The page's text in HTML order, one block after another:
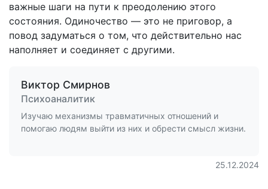
важные шаги на пути к преодолению этого
состояния. Одиночество — это не приговор, а
повод задуматься о том, что действительно нас
наполняет и соединяет с другими.
Виктор Смирнов
Психоаналитик
Изучаю механизмы травматичных отношений и
помогаю людям выйти из них и обрести смысл жизни.
25.12.2024